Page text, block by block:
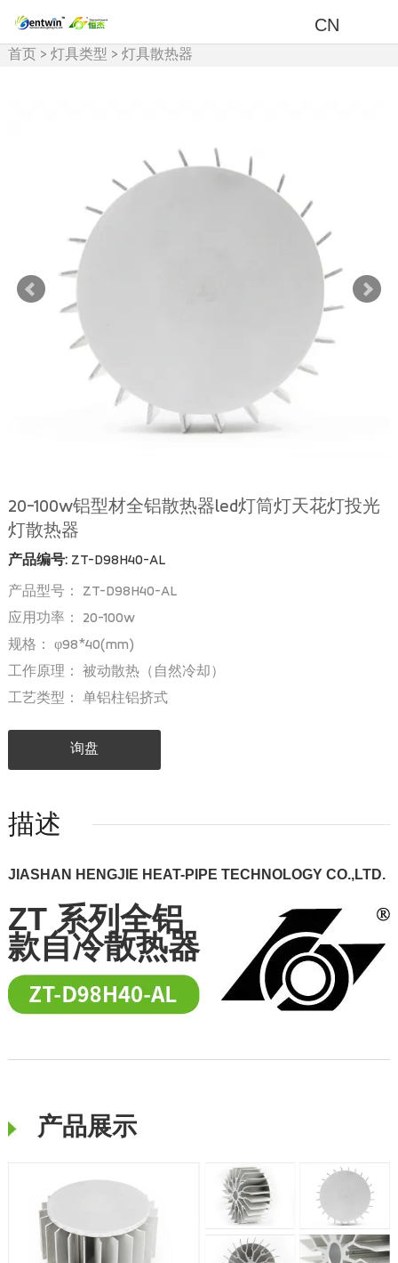
CN
首页 > 灯具类型 > 灯具散热器
20-100w铝型材全铝散热器led灯筒灯天花灯投光
灯散热器
产品编号:ZT-D98H40-AL
产品型号： ZT-D98H40-AL
应用功率： 20-100w
规格： φ98*40(mm)
工作原理： 被动散热（自然冷却）
工艺类型： 单铝柱铝挤式
询盘
描述
JIASHAN HENGJIE HEAT-PIPE TECHNOLOGY CO.,LTD.
ZT 系列全铝
款自冷散热器
产品展示